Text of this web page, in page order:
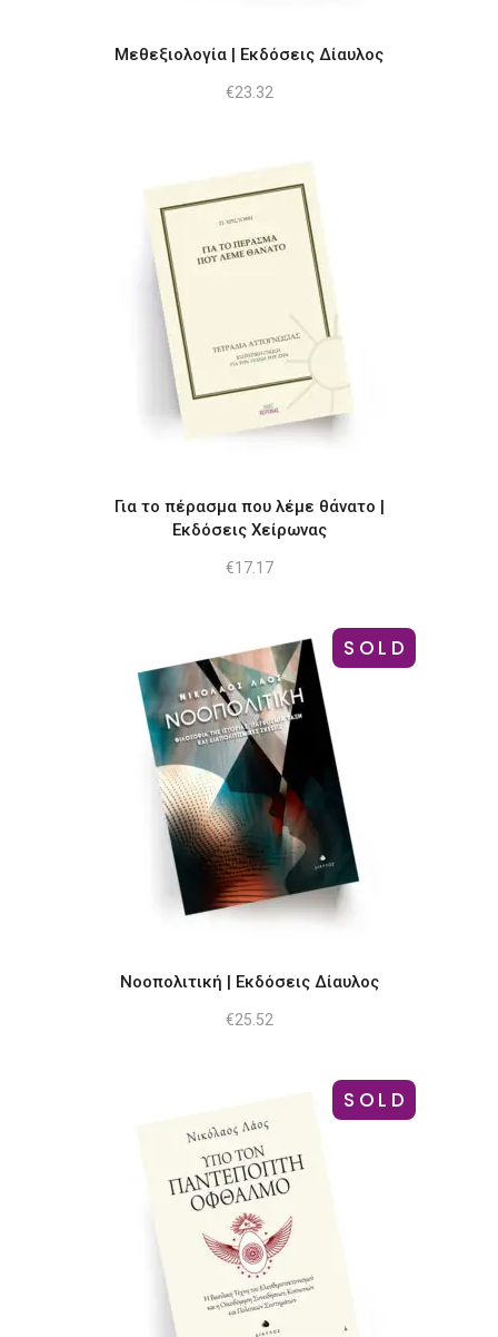
Μεθεξιολογία | Εκδόσεις Δίαυλος
€23.32
Για το πέρασμα που λέμε θάνατο |
Εκδόσεις Χείρωνας
€17.17
SOLD
Νοοπολιτική | Εκδόσεις Δίαυλος
€25.52
SOLD